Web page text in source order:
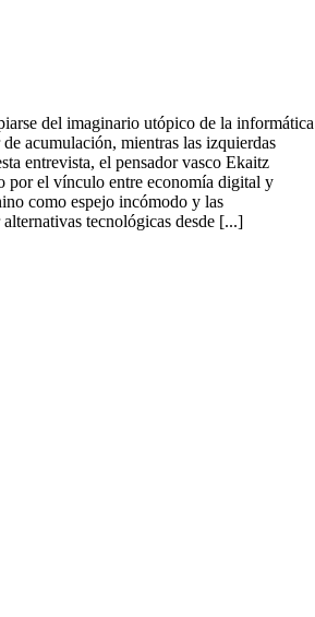
del imaginario utópico de la informática
acumulación, mientras las izquierdas
entrevista, el pensador vasco Ekaitz
por el vínculo entre economía digital y
como espejo incómodo y las
tecnológicas desde [...]